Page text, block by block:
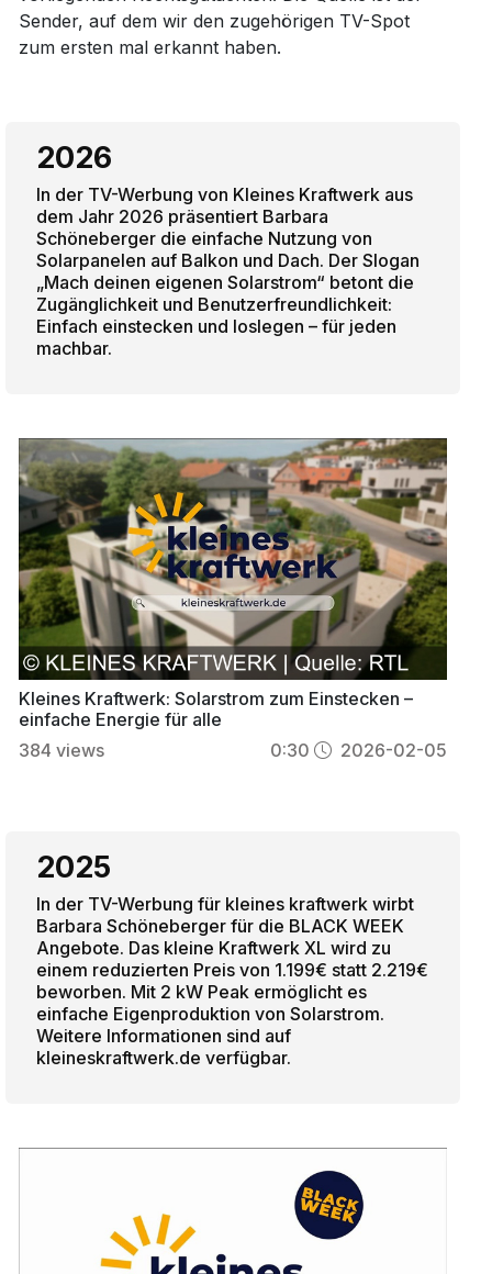
Sender, auf dem wir den zugehörigen TV-Spot
zum ersten mal erkannt haben.
2026
In der TV-Werbung von Kleines Kraftwerk aus
dem Jahr 2026 präsentiert Barbara
Schöneberger die einfache Nutzung von
Solarpanelen auf Balkon und Dach. Der Slogan
„Mach deinen eigenen Solarstrom“ betont die
Zugänglichkeit und Benutzerfreundlichkeit:
Einfach einstecken und loslegen – für jeden
machbar.
Kleines Kraftwerk: Solarstrom zum Einstecken –
einfache Energie für alle
384 views 0:30 2026-02-05
2025
In der TV-Werbung für kleines kraftwerk wirbt
Barbara Schöneberger für die BLACK WEEK
Angebote. Das kleine Kraftwerk XL wird zu
einem reduzierten Preis von 1.199€ statt 2.219€
beworben. Mit 2 kW Peak ermöglicht es
einfache Eigenproduktion von Solarstrom.
Weitere Informationen sind auf
kleineskraftwerk.de verfügbar.